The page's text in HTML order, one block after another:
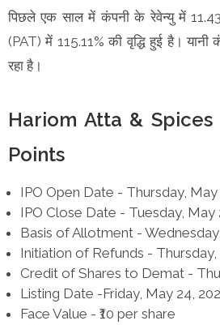
पिछले एक साल में कंपनी के रेवेन्यु में
(PAT) में 115.11% की वृद्धि हुई है। यानी
रहा है।
Hariom Atta &
Points
IPO Open Date - Thursday, May
IPO Close Date - Tuesday, May
Basis of Allotment -
Initiation of Refunds - Thursday,
Credit of Shares to Demat -
Listing Date -Friday, May 24,
Face Value - ₹10 per share